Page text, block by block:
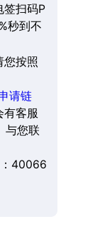
签扫码P
秒到不
您按照
请链
有客服
与您联
40066